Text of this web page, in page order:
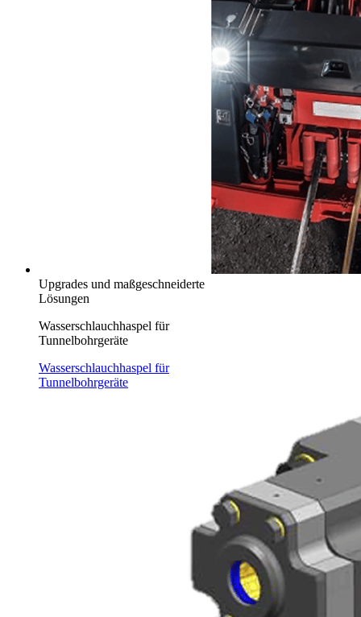
Upgrades und maßgeschneiderte
Lösungen
Wasserschlauchhaspel für
Tunnelbohrgeräte
Wasserschlauchhaspel für
Tunnelbohrgeräte